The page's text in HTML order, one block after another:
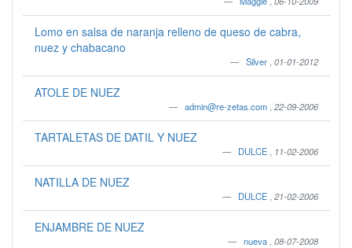
Lomo en salsa de naranja relleno de queso de cabra,
nuez y chabacano
Silver 01-01-2012
ATOLE DE NUEZ
admin@re-zetas.com 22-09-2006
TARTALETAS DE DATIL Y NUEZ
DULCE 11-02-2006
NATILLA DE NUEZ
DULCE 21-02-2006
ENJAMBRE DE NUEZ
nueva 08-07-2008